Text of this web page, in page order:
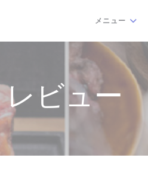
メニュー
レビュー